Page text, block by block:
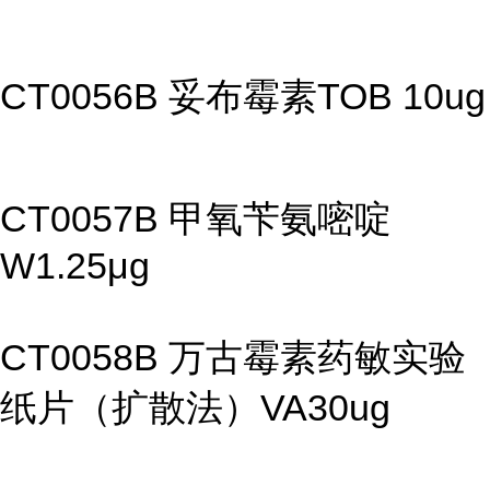
CT0056B 妥布霉素TOB 10ug
CT0057B 甲氧苄氨嘧啶
W1.25μg
CT0058B 万古霉素药敏实验
纸片（扩散法）VA30ug